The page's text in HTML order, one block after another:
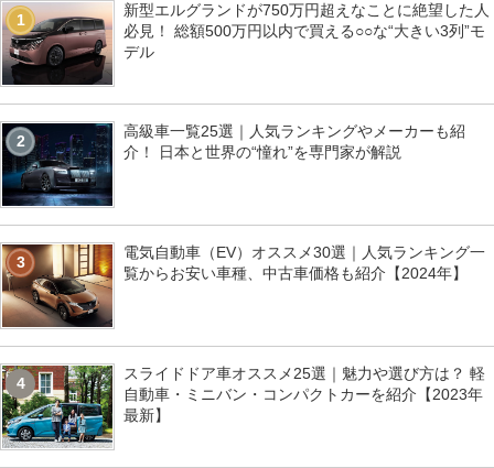
1
新型エルグランドが750万円超えなことに絶望した人
必見！ 総額500万円以内で買える○○な“大きい3列”モ
デル
2
高級車一覧25選｜人気ランキングやメーカーも紹
介！ 日本と世界の“憧れ”を専門家が解説
3
電気自動車（EV）オススメ30選｜人気ランキング一
覧からお安い車種、中古車価格も紹介【2024年】
4
スライドドア車オススメ25選｜魅力や選び方は？ 軽
自動車・ミニバン・コンパクトカーを紹介【2023年
最新】